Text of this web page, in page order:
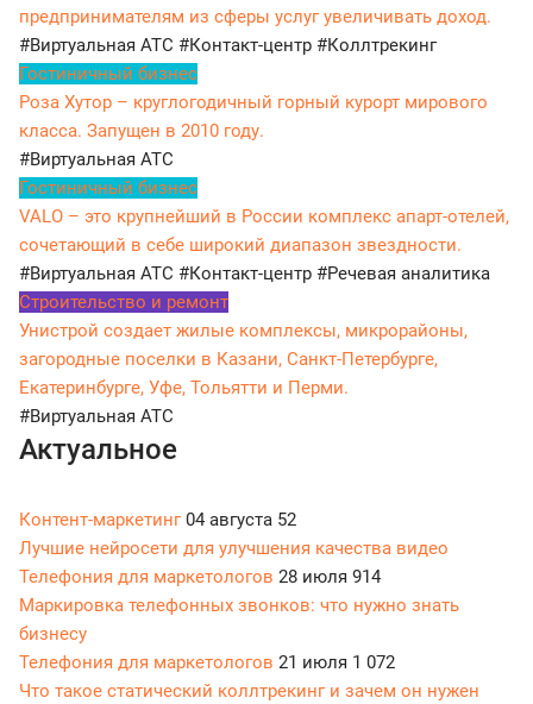
предпринимателям из сферы услуг увеличивать доход.
#Виртуальная АТС #Контакт-центр #Коллтрекинг
Гостиничный бизнес
Роза Хутор – круглогодичный горный курорт мирового
класса. Запущен в 2010 году.
#Виртуальная АТС
Гостиничный бизнес
VALO – это крупнейший в России комплекс апарт-отелей,
сочетающий в себе широкий диапазон звездности.
#Виртуальная АТС #Контакт-центр #Речевая аналитика
Строительство и ремонт
Унистрой создает жилые комплексы, микрорайоны,
загородные поселки в Казани, Санкт-Петербурге,
Екатеринбурге, Уфе, Тольятти и Перми.
#Виртуальная АТС
Актуальное
Контент-маркетинг04 августа 52
Лучшие нейросети для улучшения качества видео
Телефония для маркетологов 28 июля 914
Маркировка телефонных звонков: что нужно знать
бизнесу
Телефония для маркетологов 21 июля 1 072
Что такое статический коллтрекинг и зачем он нужен